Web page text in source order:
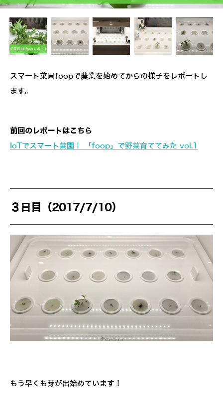
スマート菜園foopで農業を始めてからの様子をレポートし
ます。
前回のレポートはこちら
IoTでスマート菜園！ 「foop」で野菜育ててみた vol.1
３日目（2017/7/10）
もう早くも芽が出始めています！